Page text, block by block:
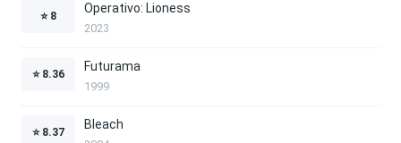
⭐ 8
Operativo: Lioness
2023
⭐ 8.36
Futurama
1999
⭐ 8.37
Bleach